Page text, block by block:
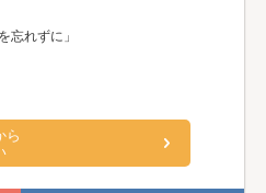
忘れずに」
ら